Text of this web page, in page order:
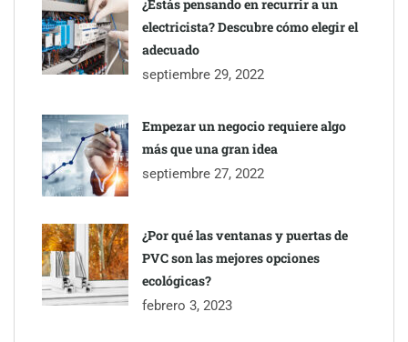
Todo lo que necesitas saber antes de instalar una piscina de
¿Estás pensando en recurrir a un
electricista? Descubre cómo elegir el
adecuado
septiembre 29, 2022
Empezar un negocio requiere algo
más que una gran idea
septiembre 27, 2022
¿Por qué las ventanas y puertas de
PVC son las mejores opciones
ecológicas?
febrero 3, 2023